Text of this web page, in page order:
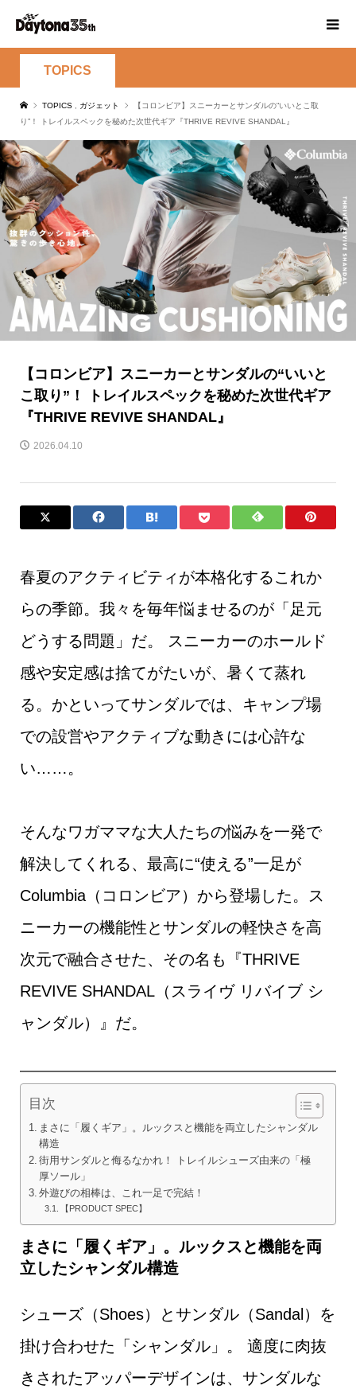
TOPICS
TOPICS ガジェット
【コロンビア】スニーカーとサンダルの“いいとこ取
り”！ トレイルスペックを秘めた次世代ギア『THRIVE REVIVE SHANDAL』
【コロンビア】スニーカーとサンダルの“いいと
こ取り”！ トレイルスペックを秘めた次世代ギア
『THRIVE REVIVE SHANDAL』
2026.04.10
春夏のアクティビティが本格化するこれか
らの季節。我々を毎年悩ませるのが「足元
どうする問題」だ。 スニーカーのホールド
感や安定感は捨てがたいが、暑くて蒸れ
る。かといってサンダルでは、キャンプ場
での設営やアクティブな動きには心許な
い……。
そんなワガママな大人たちの悩みを一発で
解決してくれる、最高に“使える”一足が
Columbia（コロンビア）から登場した。ス
ニーカーの機能性とサンダルの軽快さを高
次元で融合させた、その名も『THRIVE
REVIVE SHANDAL（スライヴ リバイブ シ
ャンダル）』だ。
目次
まさに「履くギア」。ルックスと機能を両立したシャンダル
構造
街用サンダルと侮るなかれ！ トレイルシューズ由来の「極
厚ソール」
外遊びの相棒は、これ一足で完結！
【PRODUCT SPEC】
まさに「履くギア」。ルックスと機能を両
立したシャンダル構造
シューズ（Shoes）とサンダル（Sandal）を
掛け合わせた「シャンダル」。 適度に肉抜
きされたアッパーデザインは、サンダルな